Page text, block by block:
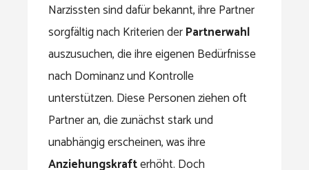
Narzissten sind dafür bekannt, ihre Partner
sorgfältig nach Kriterien derPartnerwahl
auszusuchen, die ihre eigenen Bedürfnisse
nach Dominanz und Kontrolle
unterstützen. Diese Personen ziehen oft
Partner an, die zunächst stark und
unabhängig erscheinen, was ihre
Anziehungskrafterhöht. Doch